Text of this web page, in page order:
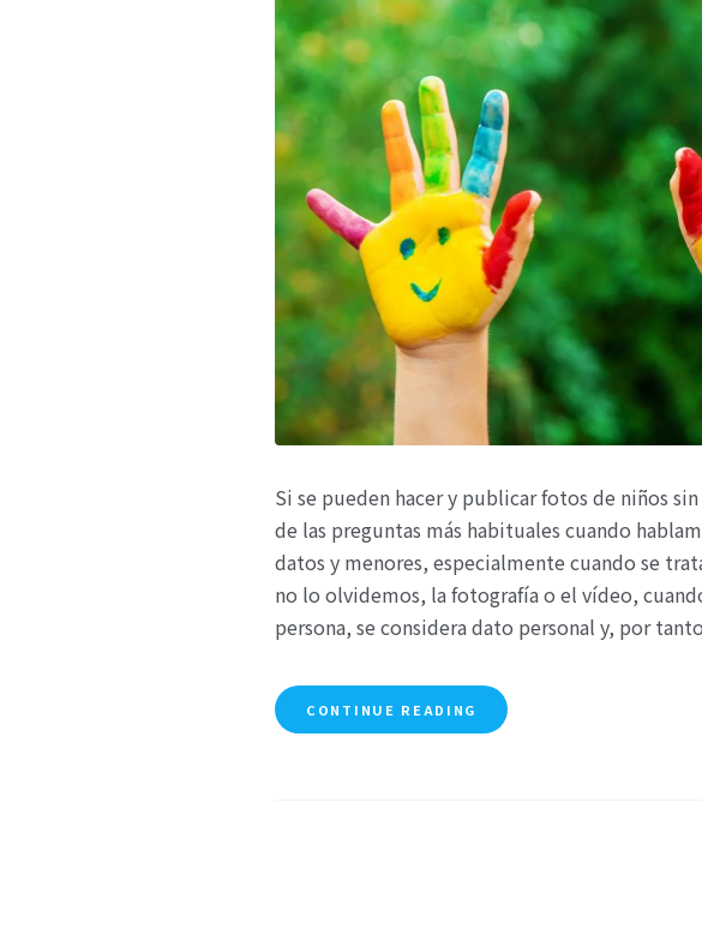
Si se pueden hacer y publicar fotos de niños
de las preguntas más habituales cuando
datos y menores, especialmente cuando se
no lo olvidemos, la fotografía o el vídeo,
persona, se considera dato personal y, por
CONTINUE READING